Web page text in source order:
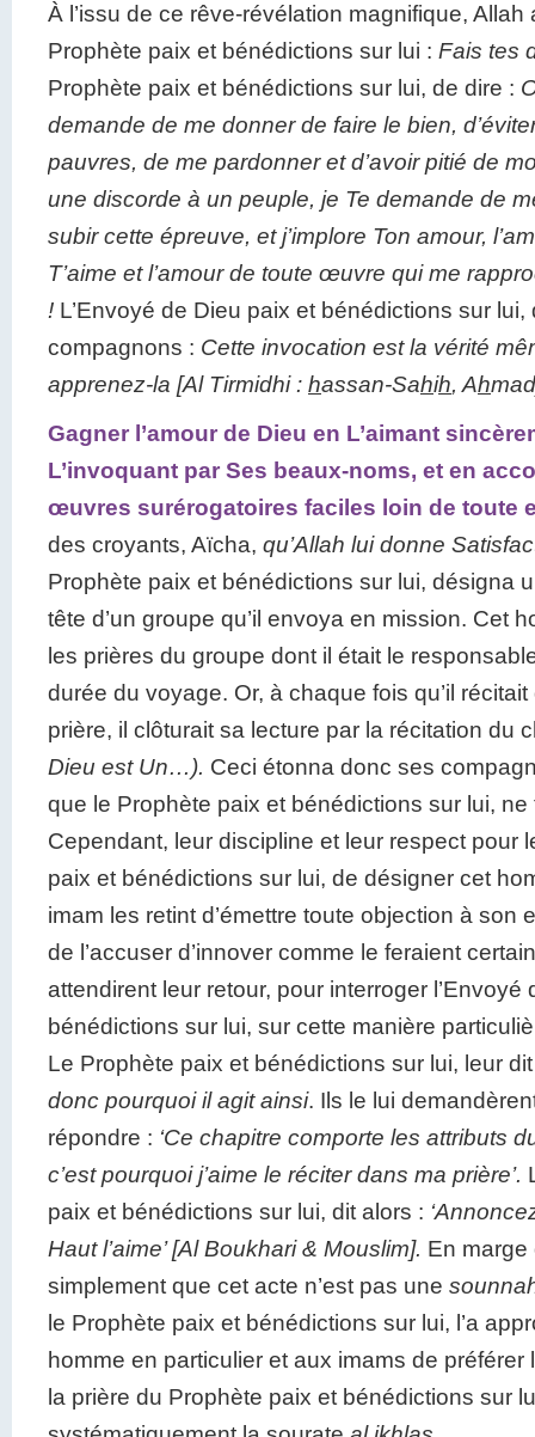
À l’issu de ce rêve-révélation magnifique,
Prophète paix et bénédictions sur lui : Fais tes
Prophète paix et bénédictions sur lui, de dire :
demande de me donner de faire le bien,
pauvres, de me pardonner et d’avoir pitié de
une discorde à un peuple, je Te demande de
subir cette épreuve, et j’implore Ton amour,
T’aime et l’amour de toute œuvre qui me
! L’Envoyé de Dieu paix et bénédictions sur
compagnons : Cette invocation est la vérité
apprenez-la [Al Tirmidhi : hassan-Sahih, Ah
Gagner l’amour de Dieu en L’aimant
L’invoquant par Ses beaux-noms, et en
œuvres surérogatoires faciles loin de toute
des croyants, Aïcha, qu’Allah lui donne
Prophète paix et bénédictions sur lui, désigna
tête d’un groupe qu’il envoya en mission. Cet
les prières du groupe dont il était le
durée du voyage. Or, à chaque fois qu’il
prière, il clôturait sa lecture par la récitation du
Dieu est Un…). Ceci étonna donc ses
que le Prophète paix et bénédictions sur lui,
Cependant, leur discipline et leur respect pour
paix et bénédictions sur lui, de désigner cet
imam les retint d’émettre toute objection à son
de l’accuser d’innover comme le feraient
attendirent leur retour, pour interroger l’Envoyé
bénédictions sur lui, sur cette manière
Le Prophète paix et bénédictions sur lui, leur
donc pourquoi il agit ainsi. Ils le lui
répondre : ‘Ce chapitre comporte les attributs
c’est pourquoi j’aime le réciter dans ma prière’.
paix et bénédictions sur lui, dit alors :
Haut l’aime’ [Al Boukhari & Mouslim]. En
simplement que cet acte n’est pas une
le Prophète paix et bénédictions sur lui, l’a
homme en particulier et aux imams de préférer
la prière du Prophète paix et bénédictions sur